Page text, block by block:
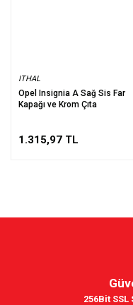
ITHAL
Opel Insignia A Sağ Sis Far
Kapağı ve Krom Çıta
1.315,97 TL
256Bit